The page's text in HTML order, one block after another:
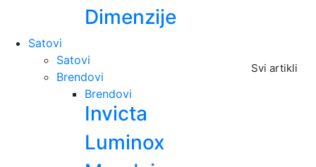
Dimenzije
Satovi
Svi artikli
Satovi
Brendovi
Brendovi
Invicta
Luminox